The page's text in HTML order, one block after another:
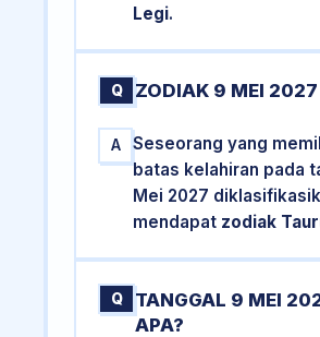
Legi.
Q ZODIAK 9 MEI 2027
A
Seseorang yang
batas kelahiran pada
Mei 2027
mendapat zodiak
Q
TANGGAL 9 MEI
APA?